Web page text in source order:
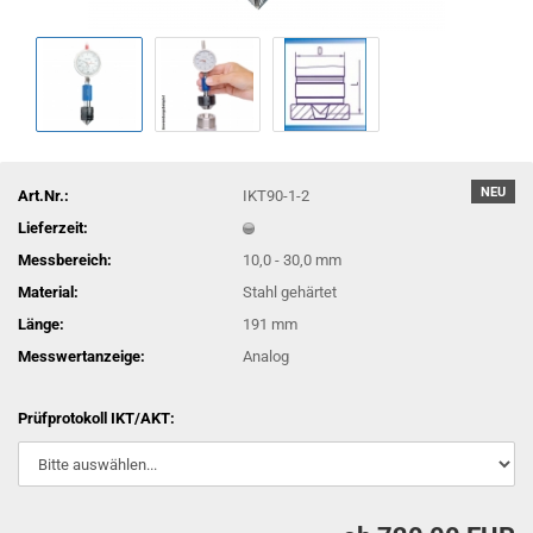
NEU
Art.Nr.:
IKT90-1-2
Lieferzeit:
Messbereich:
10,0 - 30,0 mm
Material:
Stahl gehärtet
Länge:
191 mm
Messwertanzeige:
Analog
Prüfprotokoll IKT/AKT: